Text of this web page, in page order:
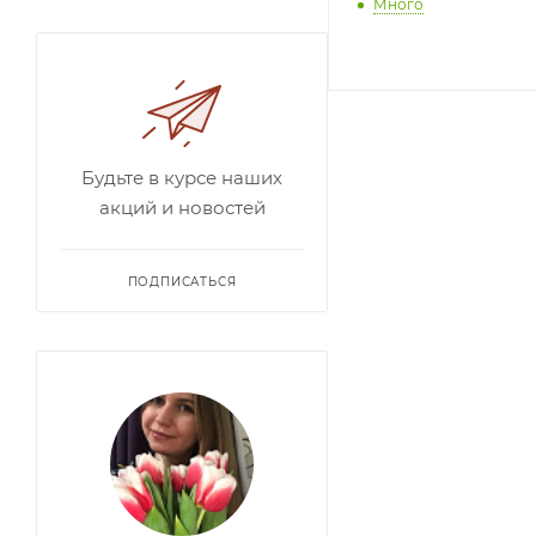
Много
Будьте в курсе наших
акций и новостей
ПОДПИСАТЬСЯ